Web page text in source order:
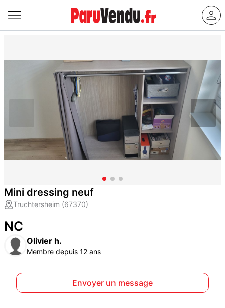
Mini dressing neuf
Truchtersheim (67370)
NC
Olivier h.
Membre depuis 12 ans
Envoyer un message